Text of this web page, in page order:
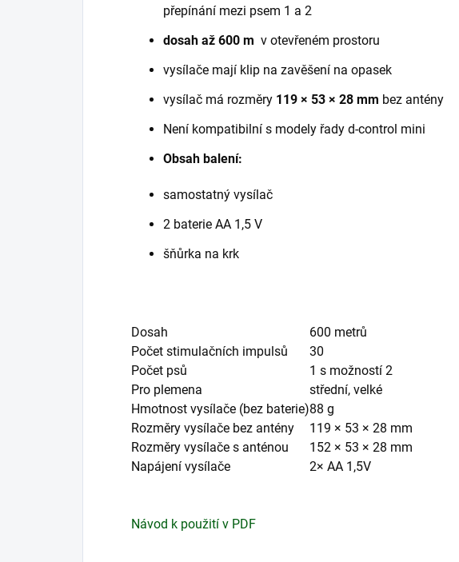
přepínání mezi psem 1 a 2
dosah až 600 m v otevřeném prostoru
vysílače mají klip na zavěšení na opasek
vysílač má rozměry 119 × 53 × 28 mm bez antény
Není kompatibilní s modely řady d-control mini
Obsah balení:
samostatný vysílač
2 baterie AA 1,5 V
šňůrka na krk
Dosah
600 metrů
Počet stimulačních impulsů
30
Počet psů
1 s možností 2
Pro plemena
střední, velké
Hmotnost vysílače (bez baterie)88 g
Rozměry vysílače bez antény
119 × 53 × 28 mm
Rozměry vysílače s anténou
152 × 53 × 28 mm
Napájení vysílače
2× AA 1,5V
Návod k použití v PDF